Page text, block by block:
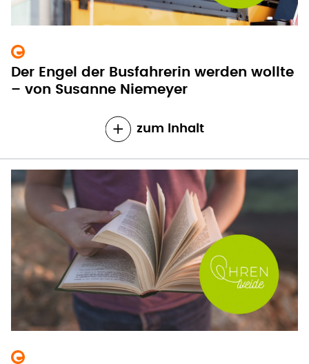
Der Engel der Busfahrerin werden wollte
– von Susanne Niemeyer
zum Inhalt